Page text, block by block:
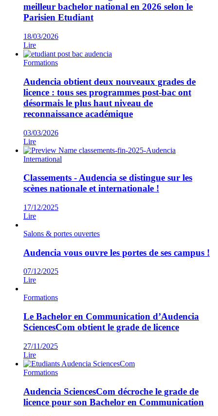
meilleur bachelor national en 2026 selon le
Parisien Etudiant
18/03/2026
Lire
Formations
Audencia obtient deux nouveaux grades de
licence : tous ses programmes post-bac ont
désormais le plus haut niveau de
reconnaissance académique
03/03/2026
Lire
International
Classements - Audencia se distingue sur les
scènes nationale et internationale !
17/12/2025
Lire
Salons & portes ouvertes
Audencia vous ouvre les portes de ses campus !
07/12/2025
Lire
Formations
Le Bachelor en Communication d’Audencia
SciencesCom obtient le grade de licence
27/11/2025
Lire
Formations
Audencia SciencesCom décroche le grade de
licence pour son Bachelor en Communication